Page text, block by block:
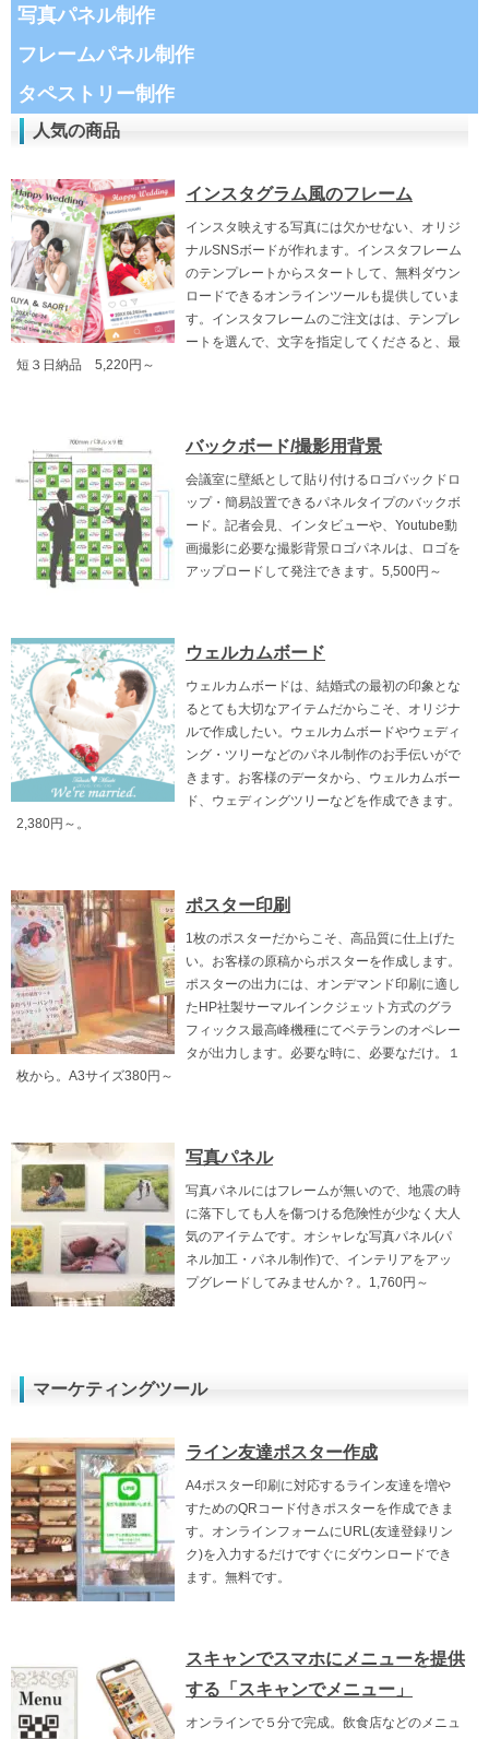
写真パネル制作
フレームパネル制作
タペストリー制作
人気の商品
インスタグラム風のフレーム
インスタ映えする写真には欠かせない、オリジ
ナルSNSボードが作れます。インスタフレーム
のテンプレートからスタートして、無料ダウン
ロードできるオンラインツールも提供していま
す。インスタフレームのご注文はは、テンプレ
ートを選んで、文字を指定してくださると、最
短３日納品 5,220円～
バックボード/撮影用背景
会議室に壁紙として貼り付けるロゴバックドロ
ップ・簡易設置できるパネルタイプのバックボ
ード。記者会見、インタビューや、Youtube動
画撮影に必要な撮影背景ロゴパネルは、ロゴを
アップロードして発注できます。5,500円～
ウェルカムボード
ウェルカムボードは、結婚式の最初の印象とな
るとても大切なアイテムだからこそ、オリジナ
ルで作成したい。ウェルカムボードやウェディ
ング・ツリーなどのパネル制作のお手伝いがで
きます。お客様のデータから、ウェルカムボー
ド、ウェディングツリーなどを作成できます。
2,380円～。
ポスター印刷
1枚のポスターだからこそ、高品質に仕上げた
い。お客様の原稿からポスターを作成します。
ポスターの出力には、オンデマンド印刷に適し
たHP社製サーマルインクジェット方式のグラ
フィックス最高峰機種にてベテランのオペレー
タが出力します。必要な時に、必要なだけ。１
枚から。A3サイズ380円～
写真パネル
写真パネルにはフレームが無いので、地震の時
に落下しても人を傷つける危険性が少なく大人
気のアイテムです。オシャレな写真パネル(パ
ネル加工・パネル制作)で、インテリアをアッ
プグレードしてみませんか？。1,760円～
マーケティングツール
ライン友達ポスター作成
A4ポスター印刷に対応するライン友達を増や
すためのQRコード付きポスターを作成できま
す。オンラインフォームにURL(友達登録リン
ク)を入力するだけですぐにダウンロードでき
ます。無料です。
スキャンでスマホにメニューを提供
する「スキャンでメニュー」
オンラインで５分で完成。飲食店などのメニュ